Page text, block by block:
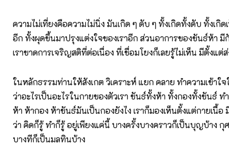
ความไม่เที่ยงคือความไม่นิ่ง มันเกิด ๆ ดับ ๆ ทั้งเกิดทั้งดับ ทั้งเกิด
อีก ทั้งผุดขึ้นมาปรุงแต่งใจของเราอีก ส่วนอาการของขันธ์ห้า
เราขาดการเจริญสติที่ต่อเนื่อง ที่เชื่อมโยงก็เลยรู้ไม่เห็น มีตั้งแต่
ในหลักธรรมท่านให้สังเกต วิเคราะห์ แยก คลาย ทำความเข้าใ
ว่าอะไรเป็นอะไรในกายของตัวเรา ขันธ์ทั้งห้า ทั้งกองทั้งขันธ์ ท
ห้า ห้ากอง ห้าขันธ์มันเป็นกองยังไง เราก็มองเห็นตั้งแต่กายเนื้
ว่า คิดก็รู้ ทำก็รู้ อยู่เพียงแค่นี้ บางครั้งบางคราวก็เป็นบุญบ้าง กุ
บางทีก็เป็นมลทินบ้าง